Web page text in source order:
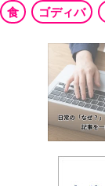
食
ゴディバ